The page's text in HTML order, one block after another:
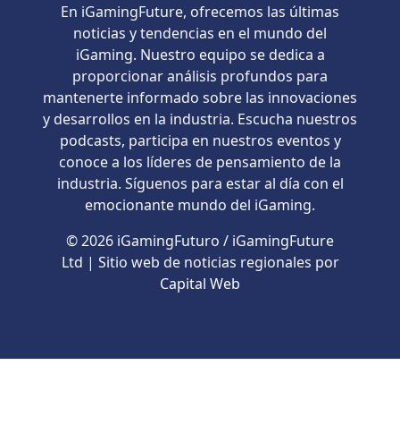
En iGamingFuture, ofrecemos las últimas
noticias y tendencias en el mundo del
iGaming. Nuestro equipo se dedica a
proporcionar análisis profundos para
mantenerte informado sobre las innovaciones
y desarrollos en la industria. Escucha nuestros
podcasts, participa en nuestros eventos y
conoce a los líderes de pensamiento de la
industria. Síguenos para estar al día con el
emocionante mundo del iGaming.
© 2026 iGamingFuturo / iGamingFuture
Ltd | Sitio web de noticias regionales por
Capital Web